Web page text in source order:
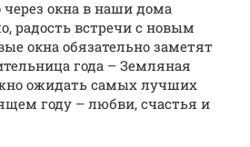
окна в наши дома
радость встречи с новым
окна обязательно заметят
года – Земляная
ожидать самых лучших
году – любви, счастья и